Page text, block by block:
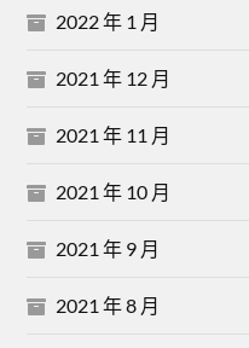
2022 年 1 月
2021 年 12 月
2021 年 11 月
2021 年 10 月
2021 年 9 月
2021 年 8 月